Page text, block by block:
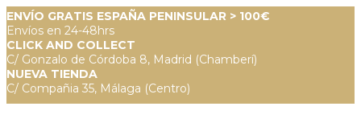
ENVÍO GRATIS ESPAÑA PENINSULAR > 100€
Envíos en 24-48hrs
CLICK AND COLLECT
C/ Gonzalo de Córdoba 8, Madrid (Chamberí)
NUEVA TIENDA
C/ Compañia 35, Málaga (Centro)